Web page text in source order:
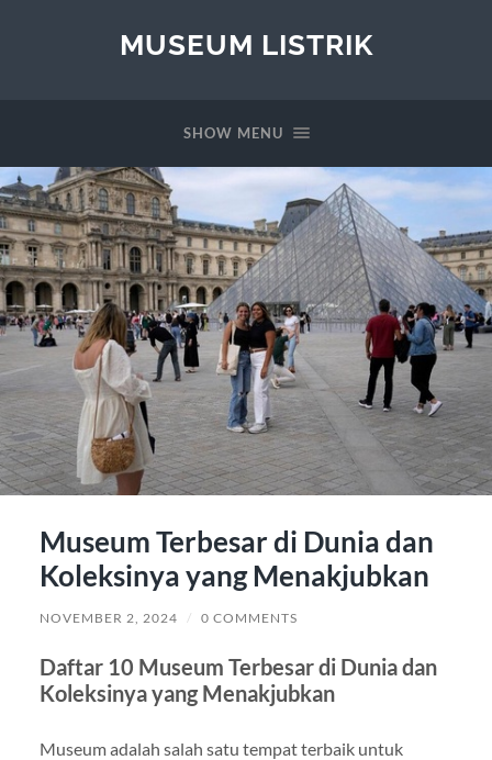
MUSEUM LISTRIK
SHOW MENU
Museum Terbesar di Dunia dan
Koleksinya yang Menakjubkan
NOVEMBER 2, 2024 / 0 COMMENTS
Daftar 10 Museum Terbesar di Dunia dan
Koleksinya yang Menakjubkan
Museum adalah salah satu tempat terbaik untuk